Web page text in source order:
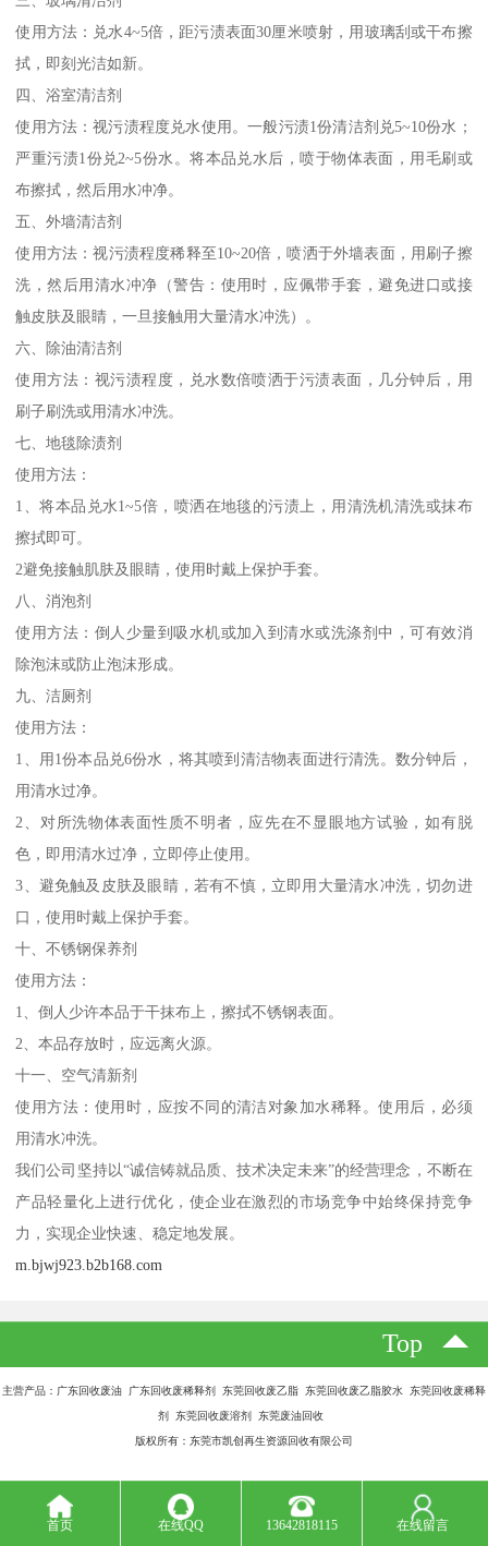
使用方法：兑水4~5倍，距污渍表面30厘米喷射，用玻璃刮或干布擦
拭，即刻光洁如新。
四、浴室清洁剂
使用方法：视污渍程度兑水使用。一般污渍1份清洁剂兑5~10份水；
严重污渍1份兑2~5份水。将本品兑水后，喷于物体表面，用毛刷或
布擦拭，然后用水冲净。
五、外墙清洁剂
使用方法：视污渍程度稀释至10~20倍，喷洒于外墙表面，用刷子擦
洗，然后用清水冲净（警告：使用时，应佩带手套，避免进口或接
触皮肤及眼睛，一旦接触用大量清水冲洗）。
六、除油清洁剂
使用方法：视污渍程度，兑水数倍喷洒于污渍表面，几分钟后，用
刷子刷洗或用清水冲洗。
七、地毯除渍剂
使用方法：
1、将本品兑水1~5倍，喷洒在地毯的污渍上，用清洗机清洗或抹布
擦拭即可。
2避免接触肌肤及眼睛，使用时戴上保护手套。
八、消泡剂
使用方法：倒人少量到吸水机或加入到清水或洗涤剂中，可有效消
除泡沫或防止泡沫形成。
九、洁厕剂
使用方法：
1、用1份本品兑6份水，将其喷到清洁物表面进行清洗。数分钟后，
用清水过净。
2、对所洗物体表面性质不明者，应先在不显眼地方试验，如有脱
色，即用清水过净，立即停止使用。
3、避免触及皮肤及眼睛，若有不慎，立即用大量清水冲洗，切勿进
口，使用时戴上保护手套。
十、不锈钢保养剂
使用方法：
1、倒人少许本品于干抹布上，擦拭不锈钢表面。
2、本品存放时，应远离火源。
十一、空气清新剂
使用方法：使用时，应按不同的清洁对象加水稀释。使用后，必须
用清水冲洗。
我们公司坚持以“诚信铸就品质、技术决定未来”的经营理念，不断在
产品轻量化上进行优化，使企业在激烈的市场竞争中始终保持竞争
力，实现企业快速、稳定地发展。
m.bjwj923.b2b168.com
Top
主营产品：广东回收废油 广东回收废稀释剂 东莞回收废乙脂 东莞回收废乙脂胶水 东莞回收废稀释
剂 东莞回收废溶剂 东莞废油回收
版权所有：东莞市凯创再生资源回收有限公司
首页 在线QQ 13642818115 在线留言